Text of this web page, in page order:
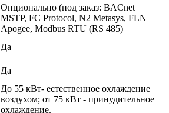
Опционально (под заказ: BACnet
MSTP, FC Protocol, N2 Metasys, FLN
Apogee, Modbus RTU (RS 485)
Да
Да
До 55 кВт- естественное охлаждение
воздухом; от 75 кВт - принудительное
охлаждение.